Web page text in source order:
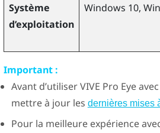
Système
d’exploitation
Windows 10,
Important :
Avant d’utiliserVIVE Pro Eyeavec
mettre à jour les dernières mises
Pour la meilleure expérience